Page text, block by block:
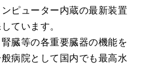
ピューター内蔵の最新装置
ています。
臓等の各重要臓器の機能を
病院として国内でも最高水